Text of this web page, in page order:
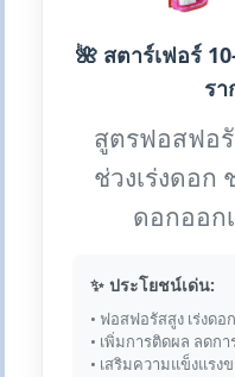
🌺 สตาร์เฟอร์
รา
สูตรฟอสฟอ
ช่วงเร่งดอก
ดอกออก
✨ ประโยชน์เด่น:
• ฟอสฟอรัสสูง เร่งดอ
• เพิ่มการติดผล ลดกา
• เสริมความแข็งแรง